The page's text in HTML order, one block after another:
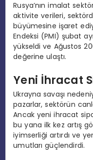
Rusya’nın imalat
aktivite verileri,
büyümesine işaret
Endeksi (PMI) şubat
yükseldi ve Ağustos
değerine ulaştı.
Yeni İhracat
Ukrayna savaşı
pazarlar, sektörün
Ancak yeni ihracat
bu yana ilk kez artış
iyimserliği artırdı ve
umutları güçlendirdi.